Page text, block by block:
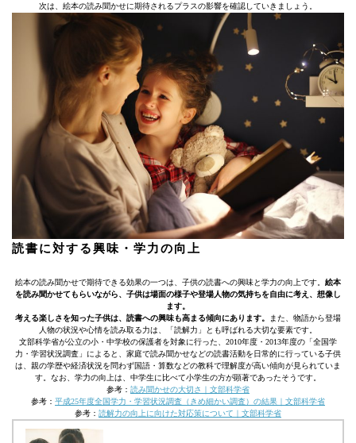
次は、絵本の読み聞かせに期待されるプラスの影響を確認していきましょう。
読書に対する興味・学力の向上
絵本の読み聞かせで期待できる効果の一つは、子供の読書への興味と学力の向上です。 絵本
を読み聞かせてもらいながら、子供は場面の様子や登場人物の気持ちを自由に考え、想像し
ます。
考える楽しさを知った子供は、読書への興味も高まる傾向にあります。
また、物語から登場
人物の状況や心情を読み取る力は、「読解力」とも呼ばれる大切な要素です。
文部科学省が公立の小・中学校の保護者を対象に行った、2010年度・2013年度の「全国学
力・学習状況調査」によると、家庭で読み聞かせなどの読書活動を日常的に行っている子供
は、親の学歴や経済状況を問わず国語・算数などの教科で理解度が高い傾向が見られていま
す。なお、学力の向上は、中学生に比べて小学生の方が顕著であったそうです。
参考： 読み聞かせの大切さ｜文部科学省
参考： 平成25年度全国学力・学習状況調査（きめ細かい調査）の結果｜文部科学省
参考： 読解力の向上に向けた対応策について｜文部科学省